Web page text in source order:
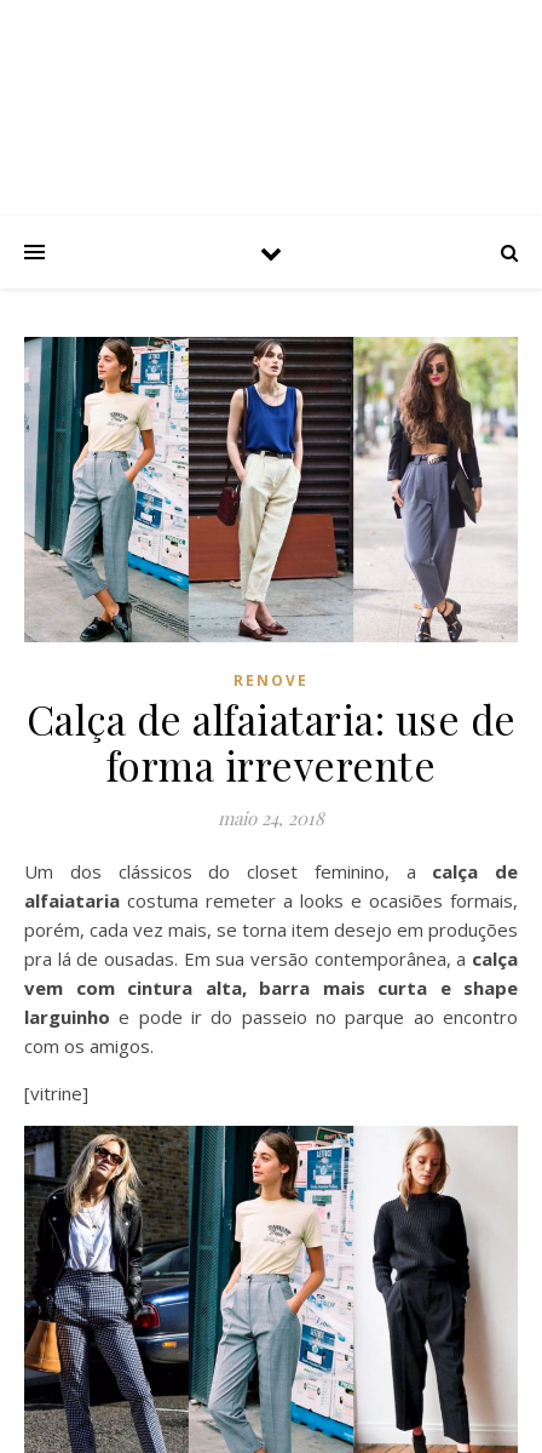
RENOVE
Calça de alfaiataria: use de
forma irreverente
maio 24, 2018
Um dos clássicos do closet feminino, a calça de
alfaiataria costuma remeter a looks e ocasiões formais,
porém, cada vez mais, se torna item desejo em produções
pra lá de ousadas. Em sua versão contemporânea, a calça
vem comcintura alta, barra mais curta e shape
larguinho e pode ir do passeio no parque ao encontro
com os amigos.
[vitrine]